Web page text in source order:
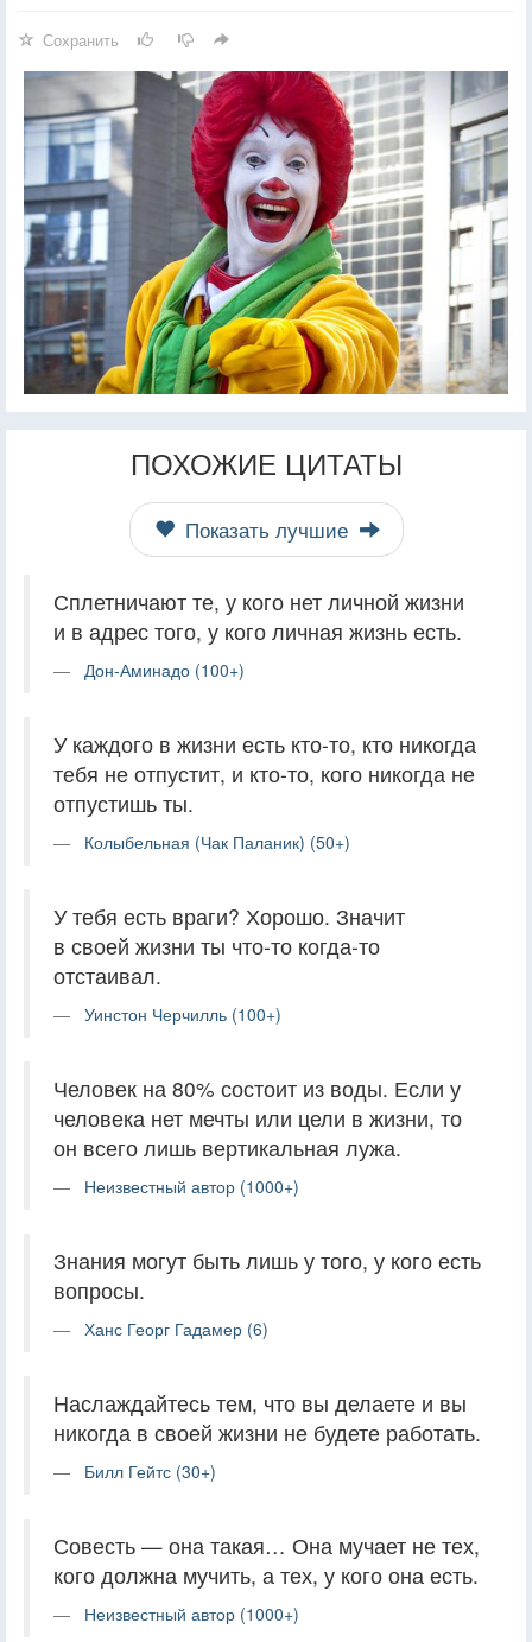
Сохранить
ПОХОЖИЕ ЦИТАТЫ
Показать лучшие
Сплетничают те, у кого нет личной жизни
и в адрес того, у кого личная жизнь есть.
Дон-Аминадо (100+)
У каждого в жизни есть кто-то, кто никогда
тебя не отпустит, и кто-то, кого никогда не
отпустишь ты.
Колыбельная (Чак Паланик) (50+)
У тебя есть враги? Хорошо. Значит
в своей жизни ты что-то когда-то
отстаивал.
Уинстон Черчилль (100+)
Человек на 80% состоит из воды. Если у
человека нет мечты или цели в жизни, то
он всего лишь вертикальная лужа.
Неизвестный автор (1000+)
Знания могут быть лишь у того, у кого есть
вопросы.
Ханс Георг Гадамер (6)
Наслаждайтесь тем, что вы делаете и вы
никогда в своей жизни не будете работать.
Билл Гейтс (30+)
Совесть — она такая… Она мучает не тех,
кого должна мучить, а тех, у кого она есть.
Неизвестный автор (1000+)